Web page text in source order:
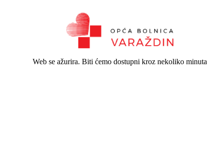
Web se ažurira. Biti ćemo dostupni kroz nekoliko minuta